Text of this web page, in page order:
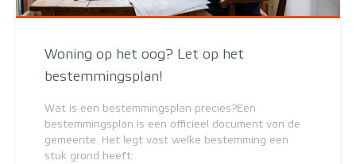
Woning op het oog? Let op het
bestemmingsplan!
Wat is een bestemmingsplan precies?Een
bestemmingsplan is een officieel document van de
gemeente. Het legt vast welke bestemming een
stuk grond heeft: